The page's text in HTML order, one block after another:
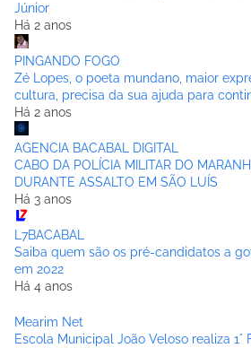
Júnior
Há 2 anos
PINGANDO FOGO
Zé Lopes, o poeta mundano, maior
cultura, precisa da sua ajuda para
Há 2 anos
AGENCIA BACABAL DIGITAL
CABO DA POLÍCIA MILITAR DO
DURANTE ASSALTO EM SÃO LUÍS
Há 3 anos
L7BACABAL
Saiba quem são os pré-candidatos a
em 2022
Há 4 anos
Mearim Net
Escola Municipal João Veloso realiza